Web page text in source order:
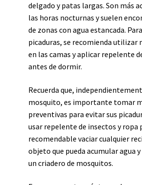
delgado y patas largas. Son más
las horas nocturnas y suelen
de zonas con agua estancada.
picaduras, se recomienda utilizar
en las camas y aplicar repelente
antes de dormir.
Recuerda que,
mosquito, es importante tomar
preventivas para evitar sus
usar repelente de insectos y ropa
recomendable vaciar cualquier
objeto que pueda acumular agua
un criadero de mosquitos.